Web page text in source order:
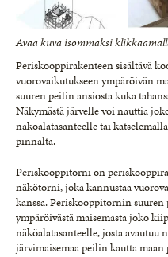
Avaa kuva isommaksi
Periskooppirakenteen sisältävä
vuorovaikutukseen ympäröivän
suuren peilin ansiosta kuka
Näkymästä järvelle voi nauttia
näköalatasanteelle tai
pinnalta.
Periskooppitorni on
näkötorni, joka kannustaa
kanssa. Periskooppitornin
ympäröivästä maisemasta joko
näköalatasanteelle, josta avautuu
järvimaisemaa peilin kautta